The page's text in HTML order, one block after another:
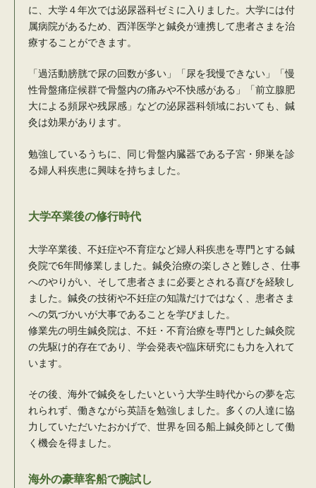
に、大学４年次では泌尿器科ゼミに入りました。大学には付
属病院があるため、西洋医学と鍼灸が連携して患者さまを治
療することができます。
「過活動膀胱で尿の回数が多い」「尿を我慢できない」「慢
性骨盤痛症候群で骨盤内の痛みや不快感がある」「前立腺肥
大による頻尿や残尿感」などの泌尿器科領域においても、鍼
灸は効果があります。
勉強しているうちに、同じ骨盤内臓器である子宮・卵巣を診
る婦人科疾患に興味を持ちました。
大学卒業後の修行時代
大学卒業後、不妊症や不育症など婦人科疾患を専門とする鍼
灸院で6年間修業しました。鍼灸治療の楽しさと難しさ、仕事
へのやりがい、そして患者さまに必要とされる喜びを経験し
ました。鍼灸の技術や不妊症の知識だけではなく、患者さま
への気づかいが大事であることを学びました。
修業先の明生鍼灸院は、不妊・不育治療を専門とした鍼灸院
の先駆け的存在であり、学会発表や臨床研究にも力を入れて
います。
その後、海外で鍼灸をしたいという大学生時代からの夢を忘
れられず、働きながら英語を勉強しました。多くの人達に協
力していただいたおかげで、世界を回る船上鍼灸師として働
く機会を得ました。
海外の豪華客船で腕試し